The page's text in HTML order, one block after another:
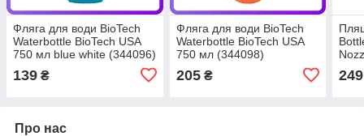
Фляга для води BioTech
Waterbottle BioTech USA
750 мл blue white (344096)
139 ₴
Фляга для води BioTech
Waterbottle BioTech USA
750 мл (344098)
205₴ 249
Про нас